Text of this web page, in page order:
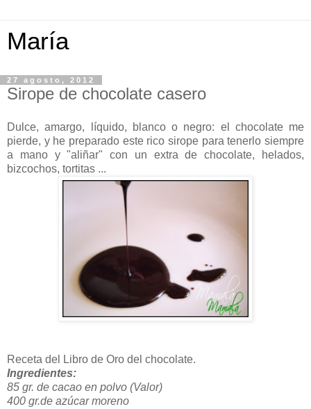
María
27 agosto, 2012
Sirope de chocolate casero
Dulce, amargo, líquido, blanco o negro: el chocolate me
pierde, y he preparado este rico sirope para tenerlo siempre
a mano y "aliñar" con un extra de chocolate, helados,
bizcochos, tortitas ...
Receta del Libro de Oro del chocolate.
Ingredientes:
85 gr. de cacao en polvo (Valor)
400 gr.de azúcar moreno